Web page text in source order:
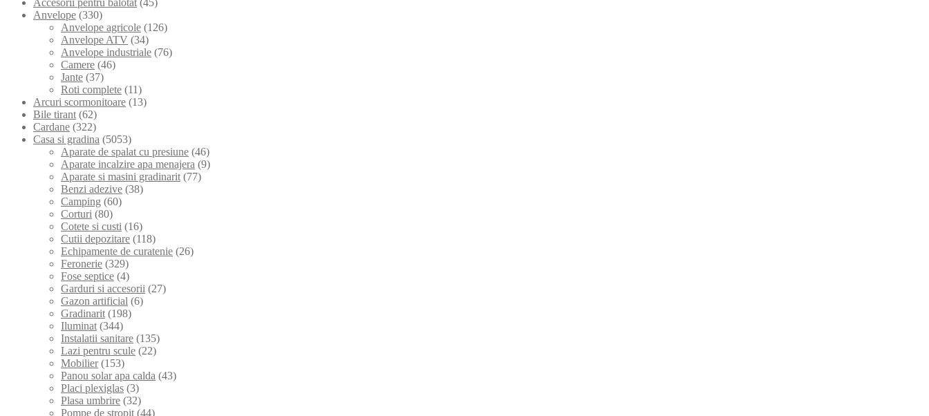
Anvelope (330)
Anvelope agricole (126)
Anvelope ATV (34)
Anvelope industriale (76)
Camere (46)
Jante (37)
Roti complete (11)
Arcuri scormonitoare (13)
Bile tirant (62)
Cardane (322)
Casa si gradina (5053)
Aparate de spalat cu presiune (46)
Aparate incalzire apa menajera (9)
Aparate si masini gradinarit (77)
Benzi adezive (38)
Camping (60)
Corturi (80)
Cotete si custi (16)
Cutii depozitare (118)
Echipamente de curatenie (26)
Feronerie (329)
Fose septice (4)
Garduri si accesorii (27)
Gazon artificial (6)
Gradinarit (198)
Iluminat (344)
Instalatii sanitare (135)
Lazi pentru scule (22)
Mobilier (153)
Panou solar apa calda (43)
Placi plexiglas (3)
Plasa umbrire (32)
Pompe de stropit (44)